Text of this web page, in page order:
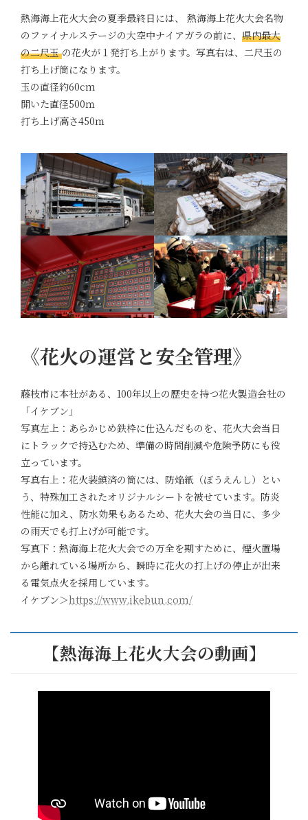
熱海海上花火大会の夏季最終日には、 熱海海上花火大会名物
のファイナルステージの大空中ナイアガラの前に、 県内最大
の二尺玉の花火が１発打ち上がります。写真右は、二尺玉の
打ち上げ筒になります。
玉の直径約60cm
開いた直径500ｍ
打ち上げ高さ450ｍ
《花火の運営と安全管理》
藤枝市に本社がある、100年以上の歴史を持つ花火製造会社の
「イケブン」
写真左上：あらかじめ鉄枠に仕込んだものを、花火大会当日
にトラックで持込むため、準備の時間削減や危険予防にも役
立っています。
写真右上：花火装鎮済の筒には、防焔紙（ぼうえんし）とい
う、特殊加工されたオリジナルシートを被せています。防炎
性能に加え、防水効果もあるため、花火大会の当日に、多少
の雨天でも打上げが可能です。
写真下：熱海海上花火大会での万全を期すために、煙火置場
から離れている場所から、瞬時に花火の打上げの停止が出来
る電気点火を採用しています。
イケブン＞https://www.ikebun.com/
【熱海海上花火大会の動画】